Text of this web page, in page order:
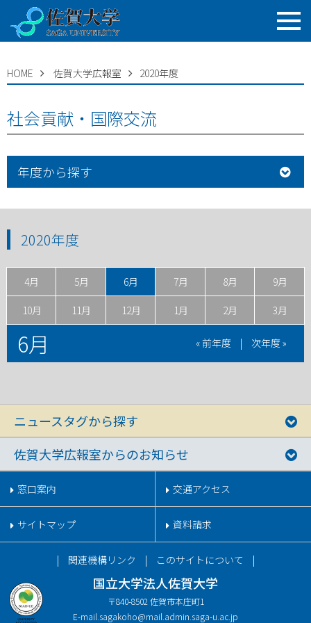
HOME 佐賀大学広報室 2020年度
社会貢献・国際交流
年度から探す
2020年度
4月 5月 6月 7月 8月 9月
10月 11月 12月 1月 2月 3月
6月 « 前年度 | 次年度 »
ニュースタグから探す
佐賀大学広報室からのお知らせ
窓口案内 交通アクセス
サイトマップ 資料請求
国立大学法人佐賀大学
〒840-8502 佐賀市本庄町1
E-mail. sagakoho@mail.admin.saga-u.ac.jp
関連機構リンク このサイトについて